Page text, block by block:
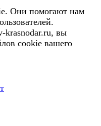
Они помогают нам
krasnodar.ru, вы
cookie вашего